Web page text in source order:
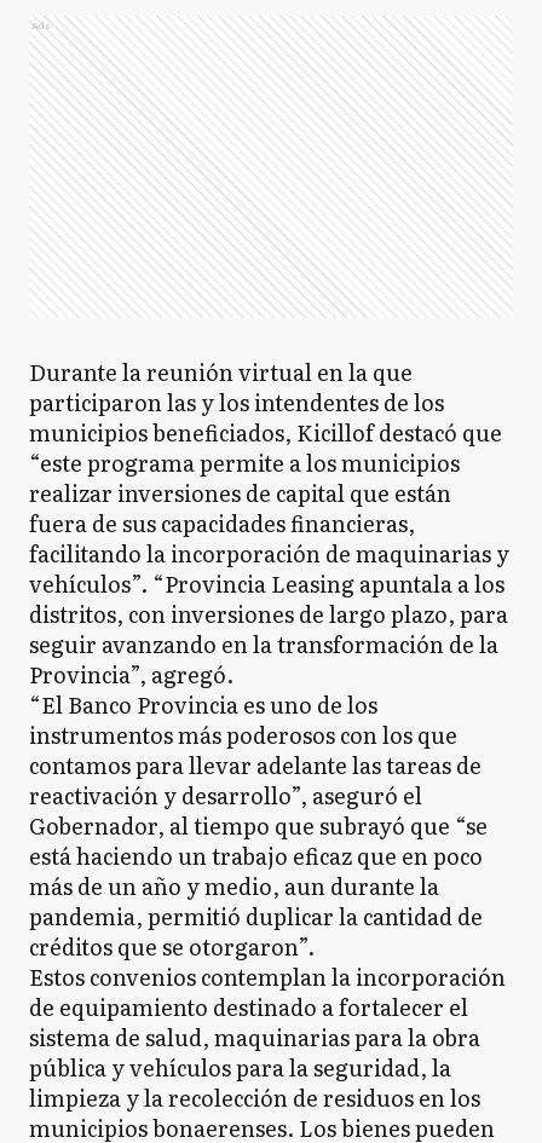
Ads
Durante la reunión virtual en la que
participaron las y los intendentes de los
municipios beneficiados, Kicillof destacó que
“este programa permite a los municipios
realizar inversiones de capital que están
fuera de sus capacidades financieras,
facilitando la incorporación de maquinarias y
vehículos”. “Provincia Leasing apuntala a los
distritos, con inversiones de largo plazo, para
seguir avanzando en la transformación de la
Provincia”, agregó.
“El Banco Provincia es uno de los
instrumentos más poderosos con los que
contamos para llevar adelante las tareas de
reactivación y desarrollo”, aseguró el
Gobernador, al tiempo que subrayó que “se
está haciendo un trabajo eficaz que en poco
más de un año y medio, aun durante la
pandemia, permitió duplicar la cantidad de
créditos que se otorgaron”.
Estos convenios contemplan la incorporación
de equipamiento destinado a fortalecer el
sistema de salud, maquinarias para la obra
pública y vehículos para la seguridad, la
limpieza y la recolección de residuos en los
municipios bonaerenses. Los bienes pueden